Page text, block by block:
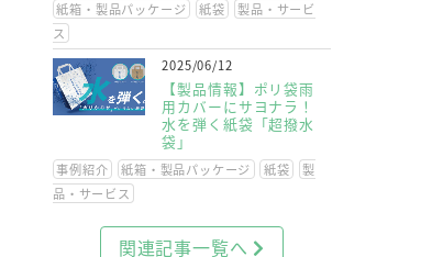
紙箱・製品パッケージ 紙袋
製品・サービ
ス
2025/06/12
【製品情報】ポリ袋雨
用カバーにサヨナラ！
水を弾く紙袋「超撥水
袋」
事例紹介 紙箱・製品パッケージ 紙袋
製
品・サービス
関連記事一覧へ